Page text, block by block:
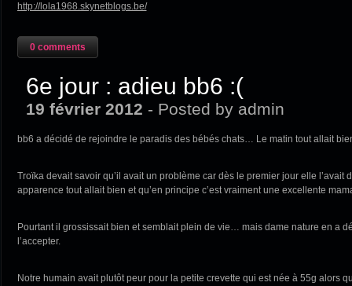
http://lola1968.skynetblogs.be/
0 comments
6e jour : adieu bb6 :(
19 février 2012 - Posted by admin
bb6 a décidé de rejoindre le paradis des bébés chats… Le matin tout allait
Troïka devait savoir qu’il avait un problème car dès le premier jour elle l’avait
apparence tout allait bien et qu’en principe c’est vraiment une excellente
Pourtant il grossissait bien et semblait plein de vie… mais dame nature en a
l’accepter.
Notre humain avait plutôt peur pour la petite crevette qui est née à 55g alors